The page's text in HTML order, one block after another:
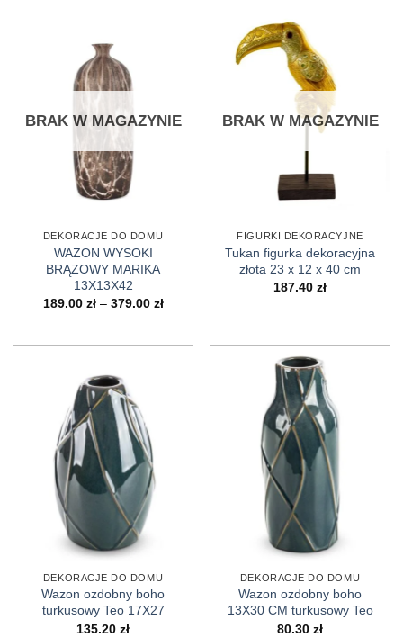
BRAK W MAGAZYNIE
DEKORACJE DO DOMU
WAZON WYSOKI
BRĄZOWY MARIKA
13X13X42
189.00 zł – 379.00 złZakres
BRAK W MAGAZYNIE
FIGURKI DEKORACYJNE
Tukan figurka dekoracyjna
złota 23 x 12 x 40 cm
187.40 zł
DEKORACJE DO DOMU
Wazon ozdobny boho
turkusowy Teo 17X27
135.20 zł
DEKORACJE DO DOMU
Wazon ozdobny boho
13X30 CM turkusowy Teo
80.30 zł